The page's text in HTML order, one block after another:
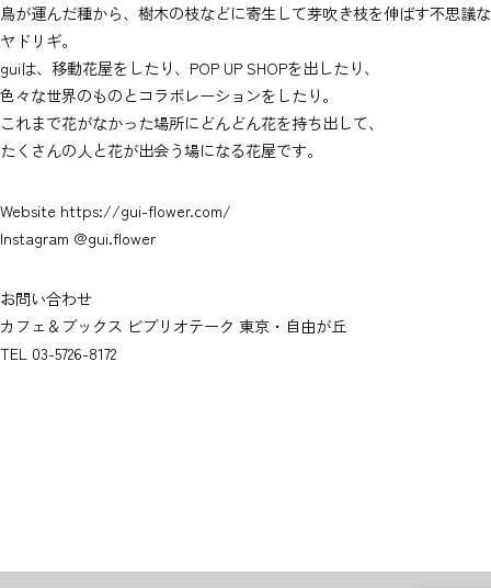
鳥が運んだ種から、樹木の枝などに寄生して芽吹き枝を伸ばす不思議な
ヤドリギ。
guiは、移動花屋をしたり、POP UP SHOPを出したり、
色々な世界のものとコラボレーションをしたり。
これまで花がなかった場所にどんどん花を持ち出して、
たくさんの人と花が出会う場になる花屋です。
Website https://gui-flower.com/
Instagram @gui.flower
お問い合わせ
カフェ＆ブックス ビブリオテーク 東京・自由が丘
TEL 03-5726-8172